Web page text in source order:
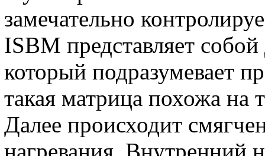
замечательно
ISBM представляет
который подразумевает
такая матрица похожа на
Далее происходит
нагревания. Внутренний